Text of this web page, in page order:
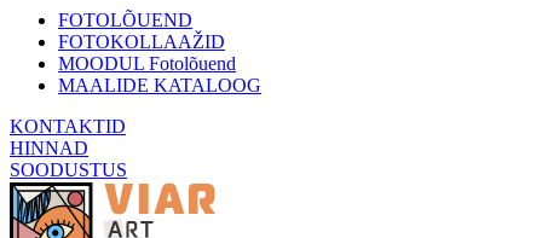
FOTOLÕUEND
FOTOKOLLAAŽID
MOODUL Fotolõuend
MAALIDE KATALOOG
KONTAKTID
HINNAD
SOODUSTUS